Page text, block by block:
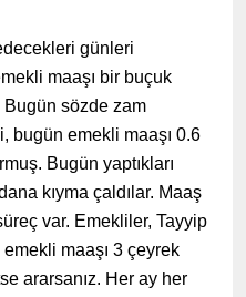
günleri
maaşı bir buçuk
Bugün sözde zam
bugün emekli maaşı 0.6
Bugün yaptıkları
kıyma çaldılar. Maaş
var. Emekliler, Tayyip
maaşı 3 çeyrek
ararsanız. Her ay her